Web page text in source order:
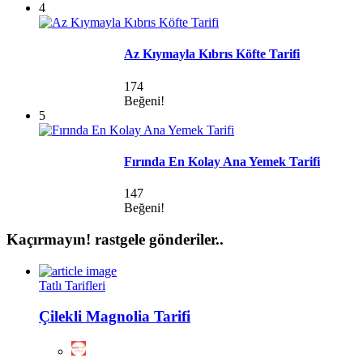
4
Az Kıymayla Kıbrıs Köfte Tarifi
174
Beğeni!
5
Fırında En Kolay Ana Yemek Tarifi
147
Beğeni!
Kaçırmayın! rastgele gönderiler..
Tatlı Tarifleri
Çilekli Magnolia Tarifi